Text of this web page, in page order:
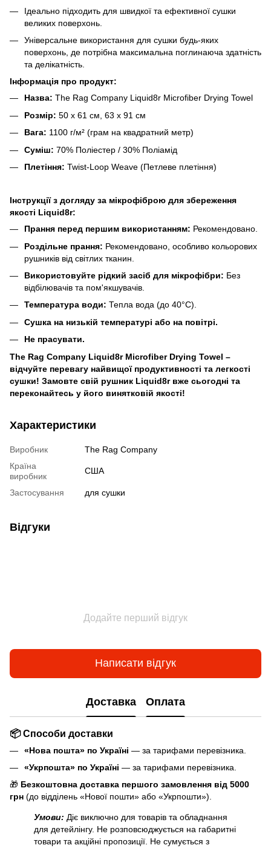
Ідеально підходить для швидкої та ефективної сушки
великих поверхонь.
Універсальне використання для сушки будь-яких
поверхонь, де потрібна максимальна поглинаюча здатність
та делікатність.
Інформація про продукт:
Назва: The Rag Company Liquid8r Microfiber Drying Towel
Розмір: 50 x 61 см, 63 х 91 см
Вага: 1100 г/м² (грам на квадратний метр)
Суміш: 70% Поліестер / 30% Поліамід
Плетіння: Twist-Loop Weave (Петлеве плетіння)
Інструкції з догляду за мікрофіброю для збереження
якості Liquid8r:
Прання перед першим використанням: Рекомендовано.
Роздільне прання: Рекомендовано, особливо кольорових
рушників від світлих тканин.
Використовуйте рідкий засіб для мікрофібри: Без
відбілювачів та пом'якшувачів.
Температура води: Тепла вода (до 40°C).
Сушка на низькій температурі або на повітрі.
Не прасувати.
The Rag Company Liquid8r Microfiber Drying Towel –
відчуйте перевагу найвищої продуктивності та легкості
сушки! Замовте свій рушник Liquid8r вже сьогодні та
переконайтесь у його винятковій якості!
Характеристики
Виробник
The Rag Company
Країна
виробник
США
Застосування для сушки
Відгуки
Додайте перший відгук
Написати відгук
Доставка Оплата
📦 Способи доставки
«Нова пошта» по Україні — за тарифами перевізника.
«Укрпошта» по Україні — за тарифами перевізника.
🎁 Безкоштовна доставка першого замовлення від 5000
грн (до відділень «Нової пошти» або «Укрпошти»).
Умови: Діє виключно для товарів та обладнання
для детейлінгу. Не розповсюджується на габаритні
товари та акційні пропозиції. Не сумується з